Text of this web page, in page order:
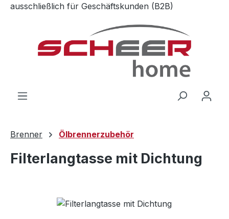
Zum Hauptinhalt springen
ausschließlich für Geschäftskunden (B2B)
Brenner Ölbrennerzubehör
Filterlangtasse mit Dichtung
Bildergalerie überspringen